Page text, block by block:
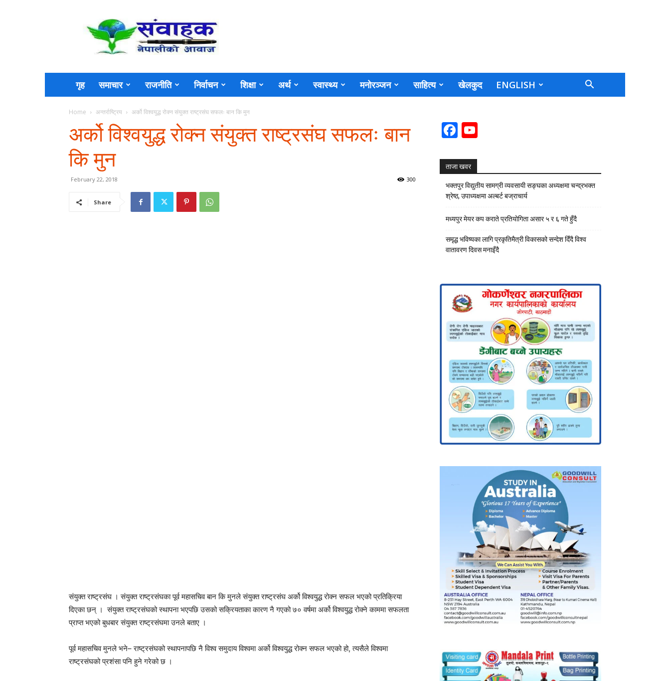
Sambahak
गृह समाचार राजनीति निर्वाचन शिक्षा अर्थ स्वास्थ्य मनोरञ्जन साहित्य खेलकुद ENGLISH
Home अन्तर्राष्ट्रिय अर्को विश्वयुद्ध रोक्न संयुक्त राष्ट्रसंघ सफलः बान कि मुन
अर्को विश्वयुद्ध रोक्न संयुक्त राष्ट्रसंघ सफलः बान
कि मुन
February 22, 2018 300
Share
संयुक्त राष्ट्रसंघ । संयुक्त राष्ट्रसंघका पूर्व महासचिव बान कि मुनले संयुक्त राष्ट्रसंघ अर्को विश्वयुद्ध रोक्न सफल भएको प्रतिक्रिया
दिएका छन् । संयुक्त राष्ट्रसंघको स्थापना भएपछि उसको सक्रियताका कारण नै गएको ७० वर्षमा अर्को विश्वयुद्ध रोक्ने काममा सफलता
प्राप्त भएको बुधबार संयुक्त राष्ट्रसंघमा उनले बताए ।
पूर्व महासचिव मुनले भने– राष्ट्रसंघको स्थापनापछि नै विश्व समुदाय विश्वमा अर्को विश्वयुद्ध रोक्न सफल भएको हो, त्यसैले विश्वमा
राष्ट्रसंघको प्रशंसा पनि हुने गरेको छ ।
Facebook
ताजा खवर
भक्तपुर विद्युतीय सामग्री व्यवसायी सङ्घका अध्यक्षमा चन्द्रभक्त
श्रेष्ठ, उपाध्यक्षमा अल्बर्ट बज्राचार्य
मध्यपुर मेयर कप कराते प्रतियोगिता असार ५ र ६ गते हुँदै
समृद्ध भविष्यका लागि प्रकृतिमैत्री विकासको सन्देश दिँदै विश्व
वातावरण दिवस मनाइँदै